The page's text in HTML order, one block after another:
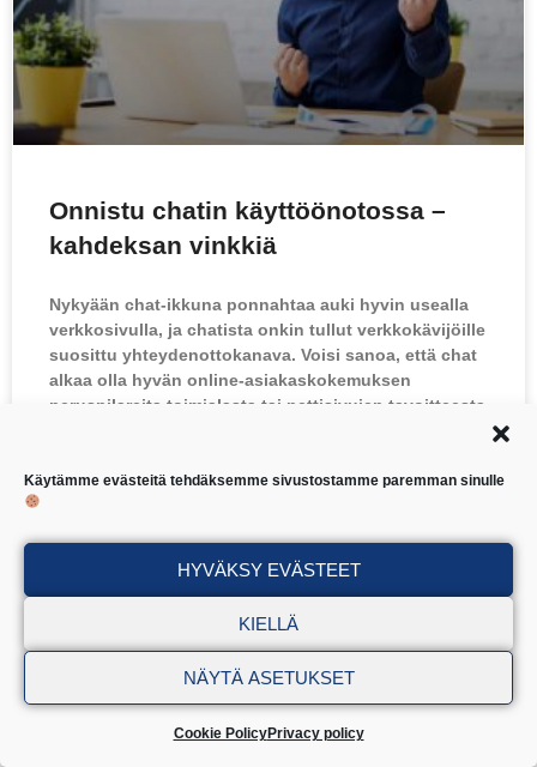
Käytämme evästeitä tehdäksemme sivustostamme paremman sinulle
HYVÄKSY EVÄSTEET
KIELLÄ
NÄYTÄ ASETUKSET
Cookie PolicyPrivacy policy
Onnistu chatin käyttöönotossa –
kahdeksan vinkkiä
Nykyään chat-ikkuna ponnahtaa auki hyvin usealla
verkkosivulla, ja chatista onkin tullut verkkokävijöille
suosittu yhteydenottokanava. Voisi sanoa, että chat
alkaa olla hyvän online-asiakaskokemuksen
peruspilareita toimialasta tai nettisivujen tavoitteesta
minkälainen chat-työkalu sopii juuri sinulle ja mitä
TOIMIVA CHATTI VERKKOSIVUILLE